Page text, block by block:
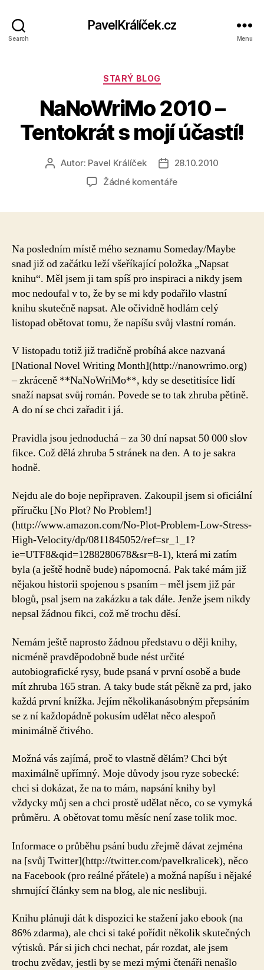
Search
PavelKrálíček.cz
Menu
Rubriky
STARÝ BLOG
NaNoWriMo 2010 –
Tentokrát s mojí účastí!
Autor
příspěvku
Autor: Pavel Králíček
Datum
příspěvku
28.10.2010
Žádné komentářeu
2010
–
Tentokrát
s
mojí
účastí!
Na posledním místě mého seznamu Someday/Maybe
snad již od začátku leží všeříkající položka „Napsat
knihu“. Měl jsem ji tam spíš pro inspiraci a nikdy jsem
moc nedoufal v to, že by se mi kdy podařilo vlastní
knihu skutečně napsat. Ale očividně hodlám celý
listopad obětovat tomu, že napíšu svůj vlastní román.
V listopadu totiž již tradičně probíhá akce nazvaná
[National Novel Writing Month](http://nanowrimo.org)
– zkráceně **NaNoWriMo**, kdy se desetitisíce lidí
snaží napsat svůj román. Povede se to tak zhruba pětině.
A do ní se chci zařadit i já.
Pravidla jsou jednoduchá – za 30 dní napsat 50 000 slov
fikce. Což dělá zhruba 5 stránek na den. A to je sakra
hodně.
Nejdu ale do boje nepřipraven. Zakoupil jsem si oficiální
příručku [No Plot? No Problem!]
(http://www.amazon.com/No-Plot-Problem-Low-Stress-
High-Velocity/dp/0811845052/ref=sr_1_1?
ie=UTF8&qid=1288280678&sr=8-1), která mi zatím
byla (a ještě hodně bude) nápomocná. Pak také mám již
nějakou historii spojenou s psaním – měl jsem již pár
blogů, psal jsem na zakázku a tak dále. Jenže jsem nikdy
nepsal žádnou fikci, což mě trochu děsí.
Nemám ještě naprosto žádnou představu o ději knihy,
nicméně pravděpodobně bude nést určité
autobiografické rysy, bude psaná v první osobě a bude
mít zhruba 165 stran. A taky bude stát pěkně za prd, jako
každá první knížka. Jejím několikanásobným přepsáním
se z ní každopádně pokusím udělat něco alespoň
minimálně čtivého.
Možná vás zajímá, proč to vlastně dělám? Chci být
maximálně upřímný. Moje důvody jsou ryze sobecké:
chci si dokázat, že na to mám, napsání knihy byl
vždycky můj sen a chci prostě udělat něco, co se vymyká
průměru. A obětovat tomu měsíc není zase tolik moc.
Informace o průběhu psání budu zřejmě dávat zejména
na [svůj Twitter](http://twitter.com/pavelkralicek), něco
na Facebook (pro reálné přátele) a možná napíšu i nějaké
shrnující články sem na blog, ale nic neslibuji.
Knihu plánuji dát k dispozici ke stažení jako ebook (na
86% zdarma), ale chci si také pořídit několik skutečných
výtisků. Pár si jich chci nechat, pár rozdat, ale jsem
trochu zvědav, jestli by se mezi mými čtenáři nenašlo